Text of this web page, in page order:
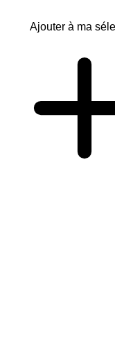
Ajouter à ma